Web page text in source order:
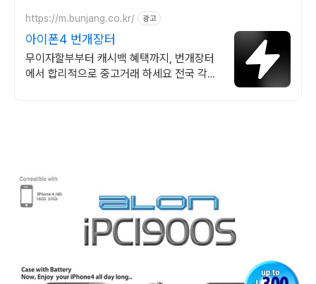
https://m.bunjang.co.kr/ 광고
아이폰4 번개장터
무이자할부부터 캐시백 혜택까지, 번개장터
에서 합리적으로 중고거래 하세요 전국 각지